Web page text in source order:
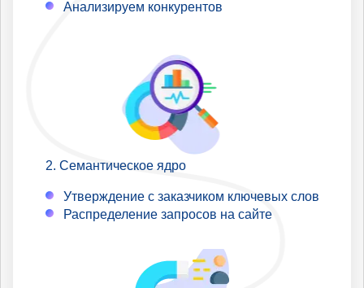
Анализируем конкурентов
Семантическое ядро
Утверждение с заказчиком ключевых слов
Распределение запросов на сайте